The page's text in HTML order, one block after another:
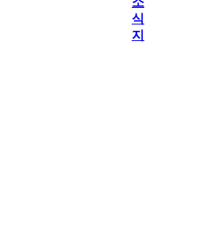
식
지